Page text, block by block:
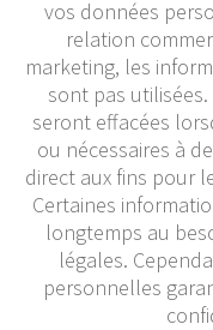
vos données
relation
marketing, les
sont pas
seront effacées
ou nécessaires à
direct aux fins pour
Certaines
longtemps au
légales.
personnelles